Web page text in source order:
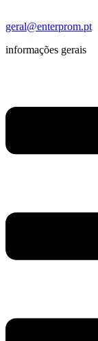
geral@enterprom.pt
informações gerais